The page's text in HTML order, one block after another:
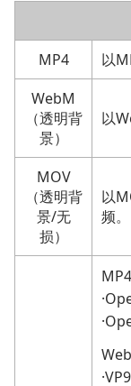
MP4
以
WebM
（透明背
景）
以
MOV
（透明背
景/无
损）
以
频。